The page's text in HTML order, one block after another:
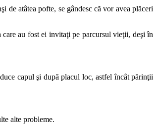
de atâtea pofte, se gândesc că vor avea plăceri
au fost ei invitaţi pe parcursul vieţii, deşi în
capul şi după placul loc, astfel încât părinţii
alte probleme.